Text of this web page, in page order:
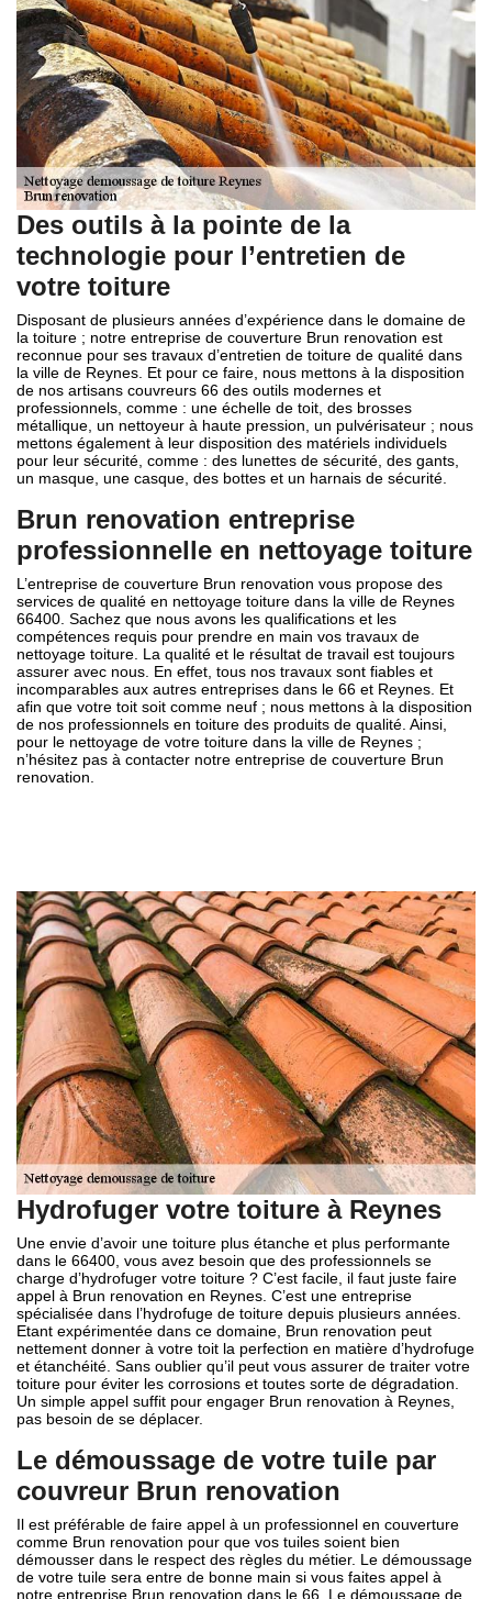
Des outils à la pointe de la
technologie pour l’entretien de
votre toiture
Disposant de plusieurs années d’expérience dans le domaine de
la toiture ; notre entreprise de couverture Brun renovation est
reconnue pour ses travaux d’entretien de toiture de qualité dans
la ville de Reynes. Et pour ce faire, nous mettons à la disposition
de nos artisans couvreurs 66 des outils modernes et
professionnels, comme : une échelle de toit, des brosses
métallique, un nettoyeur à haute pression, un pulvérisateur ; nous
mettons également à leur disposition des matériels individuels
pour leur sécurité, comme : des lunettes de sécurité, des gants,
un masque, une casque, des bottes et un harnais de sécurité.
Brun renovation entreprise
professionnelle en nettoyage toiture
L’entreprise de couverture Brun renovation vous propose des
services de qualité en nettoyage toiture dans la ville de Reynes
66400. Sachez que nous avons les qualifications et les
compétences requis pour prendre en main vos travaux de
nettoyage toiture. La qualité et le résultat de travail est toujours
assurer avec nous. En effet, tous nos travaux sont fiables et
incomparables aux autres entreprises dans le 66 et Reynes. Et
afin que votre toit soit comme neuf ; nous mettons à la disposition
de nos professionnels en toiture des produits de qualité. Ainsi,
pour le nettoyage de votre toiture dans la ville de Reynes ;
n’hésitez pas à contacter notre entreprise de couverture Brun
renovation.
Hydrofuger votre toiture à Reynes
Une envie d’avoir une toiture plus étanche et plus performante
dans le 66400, vous avez besoin que des professionnels se
charge d’hydrofuger votre toiture ? C’est facile, il faut juste faire
appel à Brun renovation en Reynes. C’est une entreprise
spécialisée dans l’hydrofuge de toiture depuis plusieurs années.
Etant expérimentée dans ce domaine, Brun renovation peut
nettement donner à votre toit la perfection en matière d’hydrofuge
et étanchéité. Sans oublier qu’il peut vous assurer de traiter votre
toiture pour éviter les corrosions et toutes sorte de dégradation.
Un simple appel suffit pour engager Brun renovation à Reynes,
pas besoin de se déplacer.
Le démoussage de votre tuile par
couvreur Brun renovation
Il est préférable de faire appel à un professionnel en couverture
comme Brun renovation pour que vos tuiles soient bien
démousser dans le respect des règles du métier. Le démoussage
de votre tuile sera entre de bonne main si vous faites appel à
notre entreprise Brun renovation dans le 66. Le démoussage de